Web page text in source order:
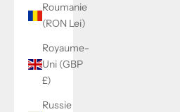
Roumanie
(RON Lei)
Royaume-
Uni (GBP
£)
Russie